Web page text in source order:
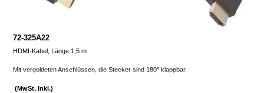
72-325A22
HDMI-Kabel, Länge 1,5 m
Mit vergoldeten Anschlüssen, die Stecker sind 180° klappbar.
(MwSt. Inkl.)